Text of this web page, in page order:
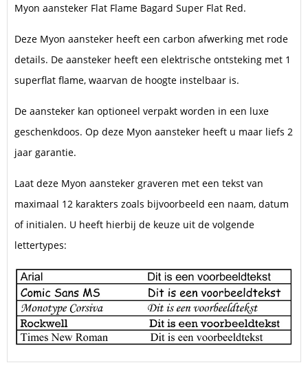
Myon aansteker Flat Flame Bagard Super Flat Red.
Deze Myon aansteker heeft een carbon afwerking met rode
details. De aansteker heeft een elektrische ontsteking met 1
superflat flame, waarvan de hoogte instelbaar is.
De aansteker kan optioneel verpakt worden in een luxe
geschenkdoos. Op deze Myon aansteker heeft u maar liefs 2
jaar garantie.
Laat deze Myon aansteker graveren met een tekst van
maximaal 12 karakters zoals bijvoorbeeld een naam, datum
of initialen. U heeft hierbij de keuze uit de volgende
lettertypes: